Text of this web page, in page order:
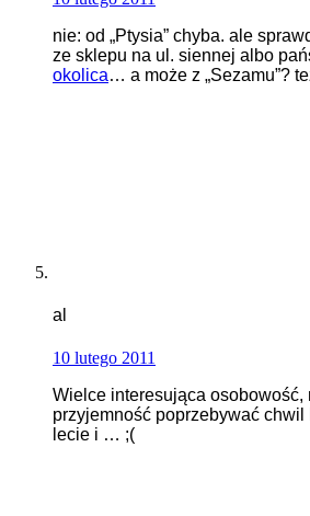
nie: od „Ptysia” chyba. ale
ze sklepu na ul. siennej albo
okolica… a może z „Sezamu”?
al
10 lutego 2011
Wielce interesująca osobowość,
przyjemność poprzebywać chwil
lecie i … ;(